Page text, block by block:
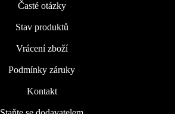
Časté otázky
Stav produktů
Vrácení zboží
Podmínky záruky
Kontakt